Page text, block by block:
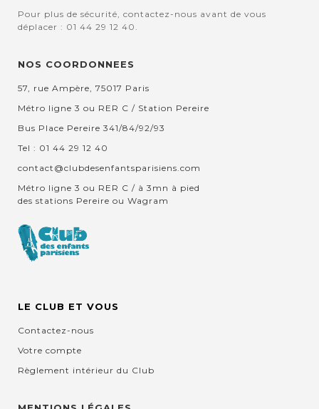
Pour plus de sécurité, contactez-nous avant de vous
déplacer : 01 44 29 12 40.
NOS COORDONNEES
57, rue Ampère, 75017 Paris
Métro ligne 3 ou RER C / Station Pereire
Bus Place Pereire 341/84/92/93
Tel : 01 44 29 12 40
contact@clubdesenfantsparisiens.com
Métro ligne 3 ou RER C / à 3mn à pied
des stations Pereire ou Wagram
LE CLUB ET VOUS
Contactez-nous
Votre compte
Règlement intérieur du Club